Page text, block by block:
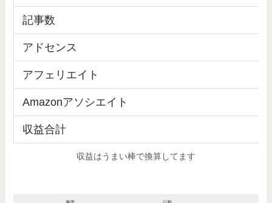
記事数
アドセンス
アフェリエイト
Amazonアソシエイト
収益合計
収益はうまい棒で換算してます